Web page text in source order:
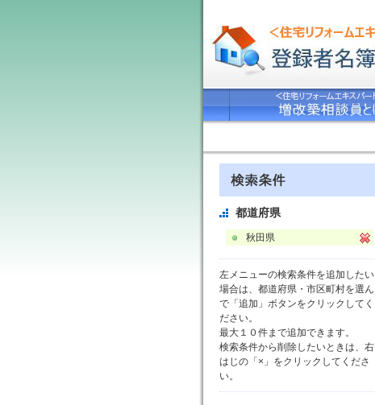
都道府県
秋田県
左メニューの検索条件を追加したい
場合は、都道府県・市区町村を選ん
で「追加」ボタンをクリックしてく
ださい。
最大１０件まで追加できます。
検索条件から削除したいときは、右
はじの「×」をクリックしてくださ
い。